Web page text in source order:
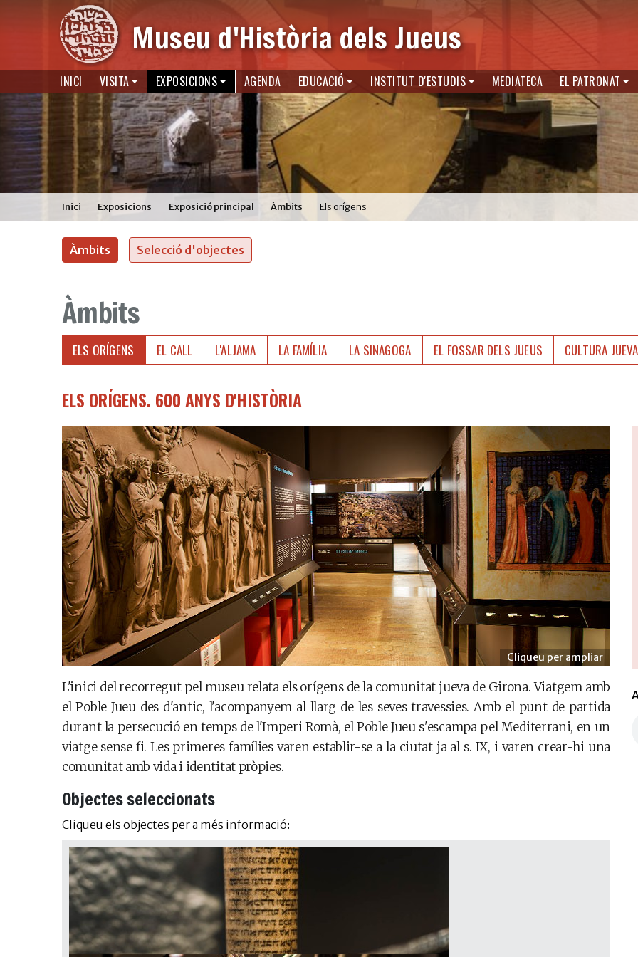
Museu d'Història dels Jueus
INICI VISITA EXPOSICIONS AGENDA EDUCACIÓ INSTITUT D'ESTUDIS MEDIATECA EL PATRONAT
Inici Exposicions Exposició principal Àmbits Els orígens
Àmbits Selecció d'objectes
Àmbits
ELS ORÍGENS EL CALL L'ALJAMA LA FAMÍLIA LA SINAGOGA EL FOSSAR DELS JUEUS CULTURA JUEVA
ELS ORÍGENS. 600 ANYS D'HISTÒRIA
Cliqueu per ampliar
L'inici del recorregut pel museu relata els orígens de la comunitat jueva de Girona. Viatgem amb
el Poble Jueu des d'antic, l'acompanyem al llarg de les seves travessies. Amb el punt de partida
durant la persecució en temps de l'Imperi Romà, el Poble Jueu s'escampa pel Mediterrani, en un
viatge sense fi. Les primeres famílies varen establir-se a la ciutat ja al s. IX, i varen crear-hi una
comunitat amb vida i identitat pròpies.
Objectes seleccionats
Cliqueu els objectes per a més informació: